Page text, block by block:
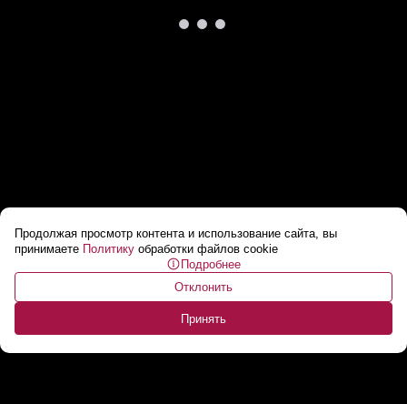
Продолжая просмотр контента и использование сайта, вы
принимаете Политику обработки файлов cookie
Подробнее
Отклонить
Принять
В Европе наступили холода...